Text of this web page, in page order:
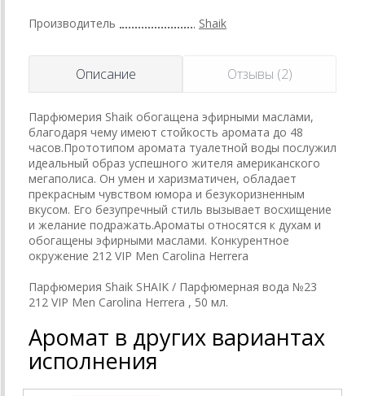
Производитель Shaik
Описание Отзывы (2)
Парфюмерия Shaik обогащена эфирными маслами,
благодаря чему имеют стойкость аромата до 48
часов.Прототипом аромата туалетной воды послужил
идеальный образ успешного жителя американского
мегаполиса. Он умен и харизматичен, обладает
прекрасным чувством юмора и безукоризненным
вкусом. Его безупречный стиль вызывает восхищение
и желание подражать.Ароматы относятся к духам и
обогащены эфирными маслами. Конкурентное
окружение 212 VIP Men Carolina Herrera
Парфюмерия Shaik SHAIK / Парфюмерная вода №23
212 VIP Men Carolina Herrera , 50 мл.
Аромат в других вариантах
исполнения